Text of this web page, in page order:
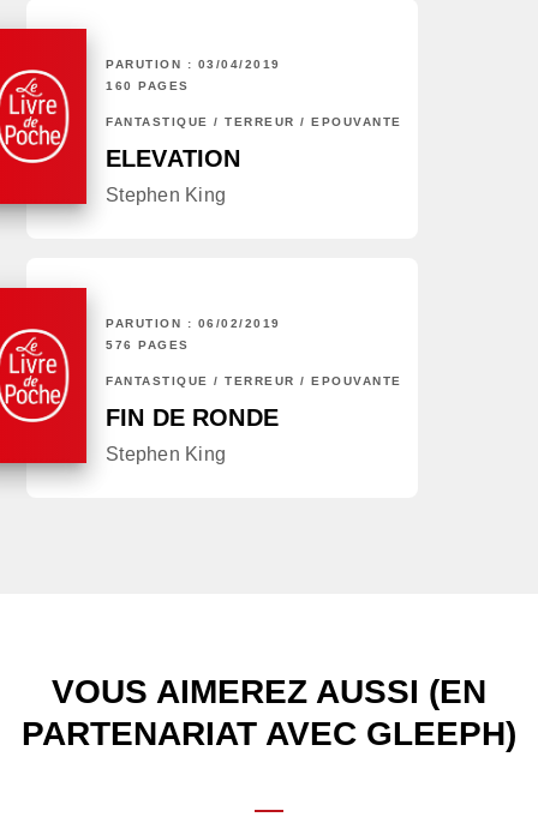
PARUTION : 03/04/2019
160 PAGES
FANTASTIQUE / TERREUR / EPOUVANTE
ELEVATION
Stephen King
PARUTION : 06/02/2019
576 PAGES
FANTASTIQUE / TERREUR / EPOUVANTE
FIN DE RONDE
Stephen King
VOUS AIMEREZ AUSSI (EN
PARTENARIAT AVEC GLEEPH)